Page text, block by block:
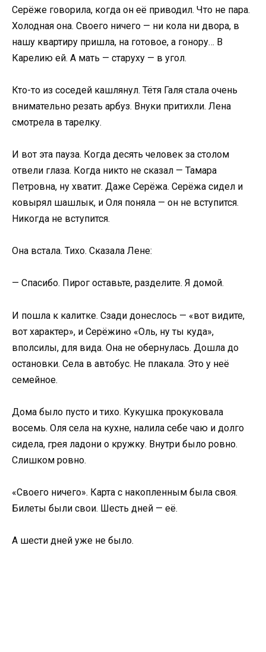
Серёже говорила, когда он её приводил. Что не пара.
Холодная она. Своего ничего — ни кола ни двора, в
нашу квартиру пришла, на готовое, а гонору… В
Карелию ей. А мать — старуху — в угол.
Кто-то из соседей кашлянул. Тётя Галя стала очень
внимательно резать арбуз. Внуки притихли. Лена
смотрела в тарелку.
И вот эта пауза. Когда десять человек за столом
отвели глаза. Когда никто не сказал — Тамара
Петровна, ну хватит. Даже Серёжа. Серёжа сидел и
ковырял шашлык, и Оля поняла — он не вступится.
Никогда не вступится.
Она встала. Тихо. Сказала Лене:
— Спасибо. Пирог оставьте, разделите. Я домой.
И пошла к калитке. Сзади донеслось — «вот видите,
вот характер», и Серёжино «Оль, ну ты куда»,
вполсилы, для вида. Она не обернулась. Дошла до
остановки. Села в автобус. Не плакала. Это у неё
семейное.
Дома было пусто и тихо. Кукушка прокуковала
восемь. Оля села на кухне, налила себе чаю и долго
сидела, грея ладони о кружку. Внутри было ровно.
Слишком ровно.
«Своего ничего». Карта с накопленным была своя.
Билеты были свои. Шесть дней — её.
А шести дней уже не было.